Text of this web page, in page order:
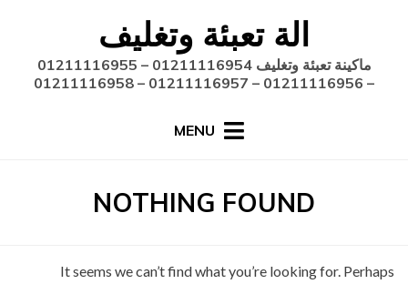
content
الة تعبئة وتغليف
ماكينة تعبئة وتغليف 01211116954 – 01211116955
– 01211116956 – 01211116957 – 01211116958
MENU
NOTHING FOUND
It seems we can’t find what you’re looking for. Perhaps